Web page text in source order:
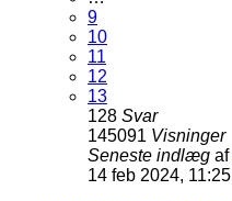
9
10
11
12
13
128 Svar
145091 Visninger
Seneste indlæg af
14 feb 2024, 11:25